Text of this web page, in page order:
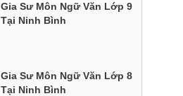
Gia Sư Môn Ngữ Văn Lớp 9
Tại Ninh Bình
Gia Sư Môn Ngữ Văn Lớp 8
Tại Ninh Bình